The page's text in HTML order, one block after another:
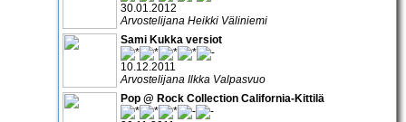
30.01.2012
Arvostelijana Heikki Väliniemi
Sami Kukka versiot
10.12.2011
Arvostelijana Ilkka Valpasvuo
Pop @ Rock Collection California-Kittilä